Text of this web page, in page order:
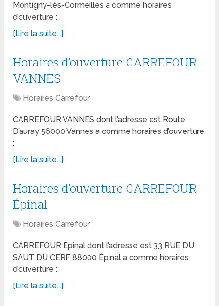
Montigny-lès-Cormeilles a comme horaires
d’ouverture :
[Lire la suite...]
Horaires d’ouverture CARREFOUR
VANNES
Horaires Carrefour
CARREFOUR VANNES dont l’adresse est Route
D’auray 56000 Vannes a comme horaires d’ouverture
:
[Lire la suite...]
Horaires d’ouverture CARREFOUR
Épinal
Horaires Carrefour
CARREFOUR Épinal dont l’adresse est 33 RUE DU
SAUT DU CERF 88000 Épinal a comme horaires
d’ouverture :
[Lire la suite...]